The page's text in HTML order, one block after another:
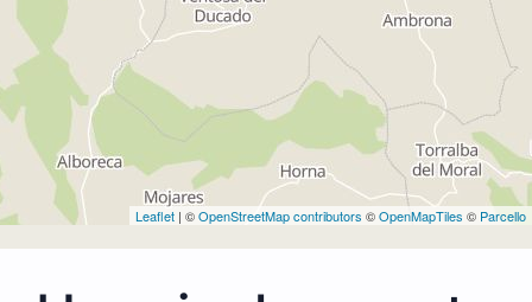
Leaflet | ©OpenStreetMap contributors ©OpenMapTiles © Parcello